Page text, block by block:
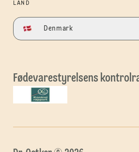
LAND
Denmark
Fødevarestyrelsens